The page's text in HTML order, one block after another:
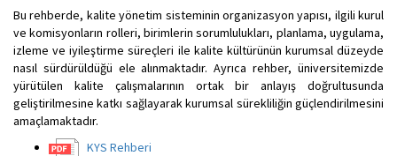
Bu rehberde, kalite yönetim sisteminin organizasyon yapısı, ilgili kurul
ve komisyonların rolleri, birimlerin sorumlulukları, planlama, uygulama,
izleme ve iyileştirme süreçleri ile kalite kültürünün kurumsal düzeyde
nasıl sürdürüldüğü ele alınmaktadır. Ayrıca rehber, üniversitemizde
yürütülen kalite çalışmalarının ortak bir anlayış doğrultusunda
geliştirilmesine katkı sağlayarak kurumsal sürekliliğin güçlendirilmesini
amaçlamaktadır.
KYS Rehberi